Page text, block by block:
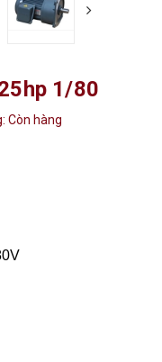
1/80
Còn hàng